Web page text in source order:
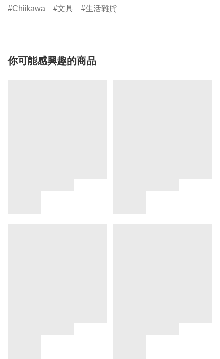
Chiikawa 文具 生活雜貨
你可能感興趣的商品